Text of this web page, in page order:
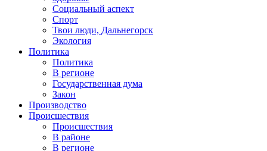
Социальный аспект
Спорт
Твои люди, Дальнегорск
Экология
Политика
Политика
В регионе
Государственная дума
Закон
Производство
Происшествия
Происшествия
В районе
В регионе